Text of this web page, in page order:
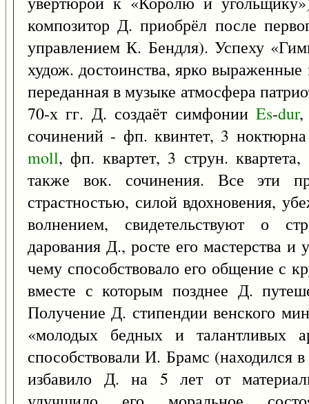
композитор Д. приобрёл после
управлением К. Бендля). Успеху
худож. достоинства, ярко
переданная в музыке атмосфера
70-х гг. Д. создаёт симфонииEs-dur
сочинений - фп. квинтет, 3
moll, фп. квартет, 3 струн.
также вок. сочинения. Все эти
страстностью, силой вдохновения,
волнением, свидетельствуют о
дарования Д., росте его мастерства и
чему способствовало его общение с
вместе с которым позднее Д.
Получение Д. стипендии венского
«молодых бедных и талантливых
способствовали И. Брамс (находился
избавило Д. на 5 лет от